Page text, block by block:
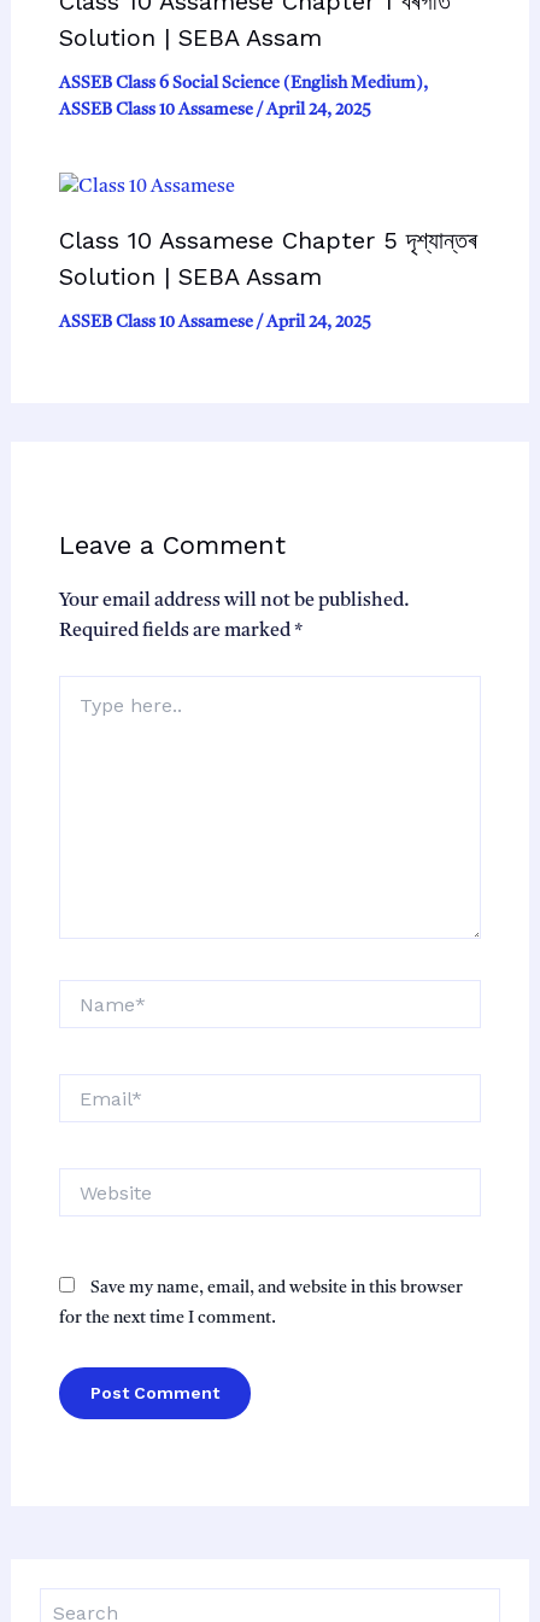
Solution | SEBA Assam
ASSEB Class 6 Social Science (English Medium),
ASSEB Class 10 Assamese/ April 24, 2025
Class 10 Assamese Chapter 5 দৃশ্যান্তৰ
Solution | SEBA Assam
ASSEB Class 10 Assamese/April 24, 2025
Leave a Comment
Your email address will not be published.
Required fields are marked*
here..
Save my name, email, and website in this browser
for the next time I comment.